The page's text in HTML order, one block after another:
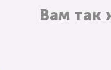
Вам так